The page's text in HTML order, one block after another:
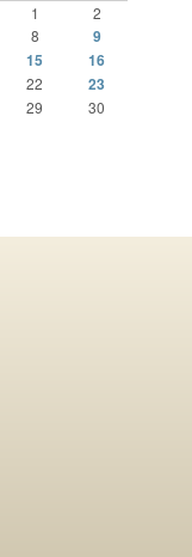
1
2
8 9
15 16
22
23
29 30